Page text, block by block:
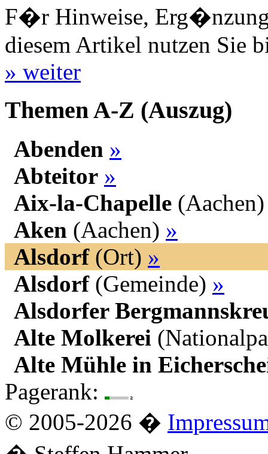
F�r Hinweise,
diesem Artikel nutzen Sie
» weiter
Themen A-Z (Auszug)
Abenden »
Abteitor »
Aix-la-Chapelle
Aken (Aachen) »
Alsdorf(Ort) »
Alsdorf(Gemeinde) »
Alsdorfer
Alte Molkerei
Alte Mühle in
Pagerank:
© 2005-2026 �